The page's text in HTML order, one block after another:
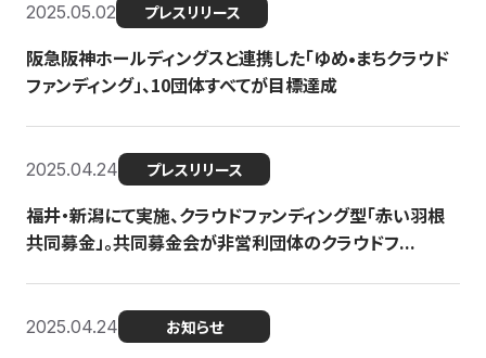
2025.05.02 プレスリリース
阪急阪神ホールディングスと連携した「ゆめ•まちクラウド
ファンディング」、10団体すべてが目標達成
2025.04.24 プレスリリース
福井・新潟にて実施、クラウドファンディング型「赤い羽根
共同募金」。共同募金会が非営利団体のクラウドフ...
2025.04.24 お知らせ